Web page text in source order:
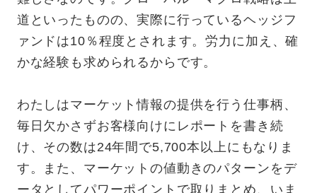
道といったものの、実際に行っているヘッジフ
ァンドは10％程度とされます。労力に加え、確
かな経験も求められるからです。
わたしはマーケット情報の提供を行う仕事柄、
毎日欠かさずお客様向けにレポートを書き続
け、その数は24年間で5,700本以上にもなりま
す。また、マーケットの値動きのパターンをデ
ータとしてパワーポイントで取りまとめ、いま